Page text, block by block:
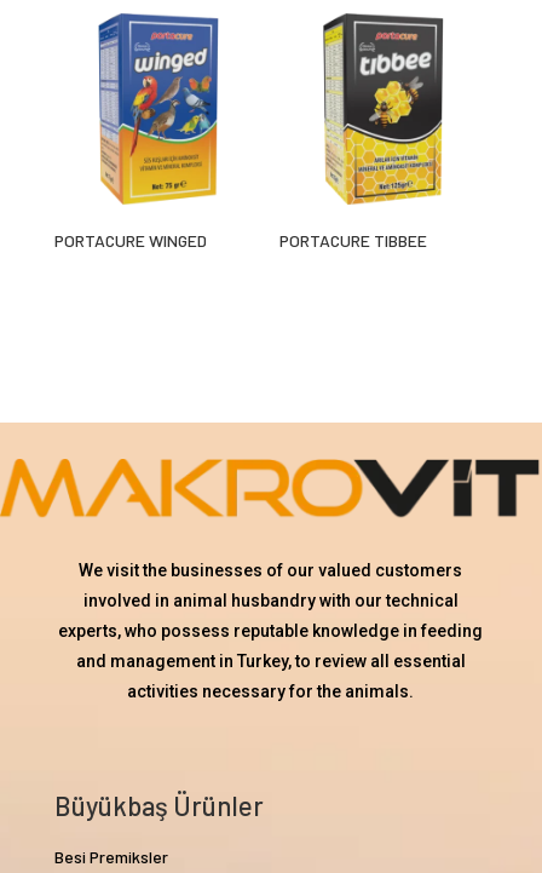
PORTACURE WINGED PORTACURE TIBBEE
We visit the businesses of our valued customers
involved in animal husbandry with our technical
experts, who possess reputable knowledge in feeding
and management in Turkey, to review all essential
activities necessary for the animals.
Büyükbaş Ürünler
Besi Premiksler